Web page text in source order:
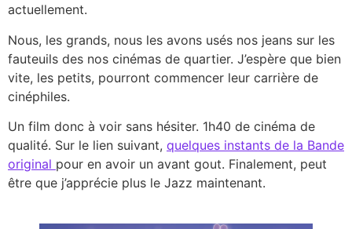
actuellement.
Nous, les grands, nous les avons usés nos jeans sur les
fauteuils des nos cinémas de quartier. J’espère que bien
vite, les petits, pourront commencer leur carrière de
cinéphiles.
Un film donc à voir sans hésiter. 1h40 de cinéma de
qualité. Sur le lien suivant, quelques instants de la Bande
original pour en avoir un avant gout. Finalement, peut
être que j’apprécie plus le Jazz maintenant.